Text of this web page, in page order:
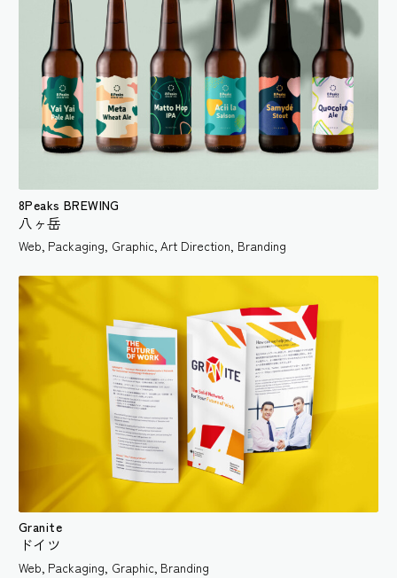
8Peaks BREWING
八ヶ岳
Web, Packaging, Graphic, Art Direction, Branding
Granite
ドイツ
Web, Packaging, Graphic, Branding